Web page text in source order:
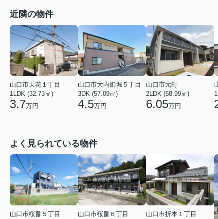
近隣の物件
山口市天花１丁目
1LDK (32.73㎡)
3.7万円
山口市大内御堀５丁目
3DK (57.09㎡)
4.5万円
山口市元町
2LDK (58.99㎡)
6.05万円
よく見られている物件
山口市桜畠５丁目
山口市桜畠６丁目
山口市折本１丁目